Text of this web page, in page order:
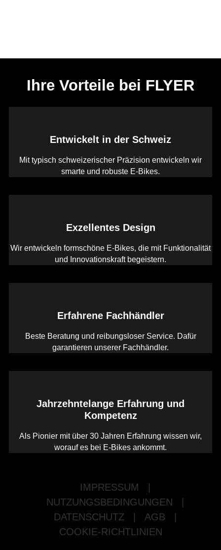
Ihre Vorteile bei FLYER
Entwickelt in der Schweiz
Mit typisch schweizerischer Präzision entwickeln wir
smarte und robuste E-Bikes.
Exzellentes Design
Wir entwickeln formschöne E-Bikes, die mit Funktionalität
und Innovationskraft begeistern.
Erfahrene Fachhändler
Beste Beratung und reibungsloser Service. Dafür
garantieren unserer Fachhändler.
Jahrzehntelange Erfahrung und
Kompetenz
Als Pionier mit über 30 Jahren Erfahrung wissen wir,
worauf es bei E-Bikes ankommt.
IMPRESSUM
NUTZUNGSBEDINGUNGEN
DATENSCHUTZ
AGB
COOKIE-RICHTLINIEN